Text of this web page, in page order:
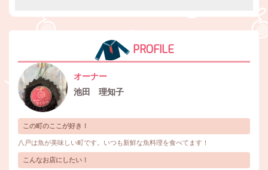
PROFILE
オーナー
池田 理知子
この町のここが好き！
八戸は魚が美味しい町です。いつも新鮮な魚料理を食べてます！
こんなお店にしたい！